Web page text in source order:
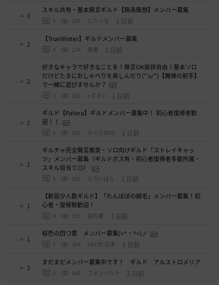
0
スキル共有・基本無言ギルド【無為無想】メンバー募集
0 236 とりぐな 1 日前
2
【TrueWinter】ギルドメンバー募集
0 274 倉葉 1 日前
2
好きなキャラで好きなことを！無言OK挨拶自由！基本ソロ
だけどたまにおしゃべりを楽しんだり(*'ω'*)【魔弾の射手】
で一緒に遊びませんか？
0 291 oすずo 1 日前
2
ギルド【Patera】ギルドメンバー募集中！ 初心者復帰者歓
迎！！
0 336 かぐらBDO 1 日前
1
ギルチャ完全無言推奨・ソロ向けギルド「ストレイキャッ
ツ」メンバー募集（ギルドボス有・初心者復帰者多数所属・
スキル目当て◎）
0 306 くろいばら 1 日前
1
【新設少人数ギルド】「たんぽぽの綿毛」メンバー募集！初
心者・復帰勢歓迎！
0 335 鼠の巣 1 日前
1
桜色の四つ葉 メンバー募集(=^・^=)ノ
0 304 VAZ光-日本 1 日前
2
まだまだメンバー募集中です！ ギルド アルストロメリア
0 368 フォンバルト 2 日前